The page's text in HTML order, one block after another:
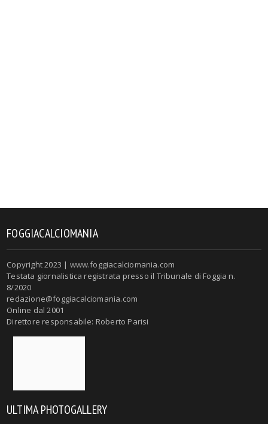
FOGGIACALCIOMANIA
Copyright 2023 | www.foggiacalciomania.com
Testata giornalistica registrata presso il Tribunale di Foggia n.
8/2020
redazione@foggiacalciomania.com
Online dal 2001
Direttore responsabile: Roberto Parisi
ULTIMA PHOTOGALLERY